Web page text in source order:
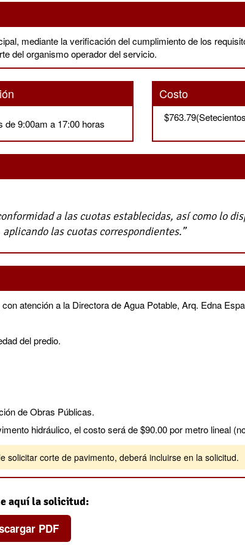
mediante la verificación del cumplimiento de los
del organismo operador del servicio.
de 9:00am a 17:00 horas
Costo
a las cuotas establecidas, así como lo
las cuotas correspondientes.”
atención a la Directora de Agua Potable, Arq. Edna
del predio.
de Obras Públicas.
hidráulico, el costo será de $90.00 por metro lineal
solicitar corte de pavimento, deberá incluirse en la solicitud.
aquí la solicitud:
PDF